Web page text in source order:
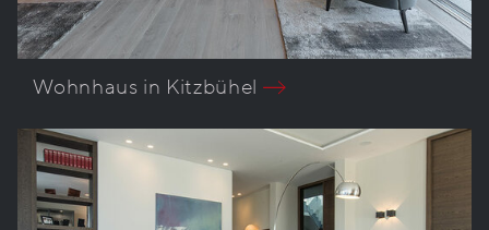
Wohnhaus in Kitzbühel